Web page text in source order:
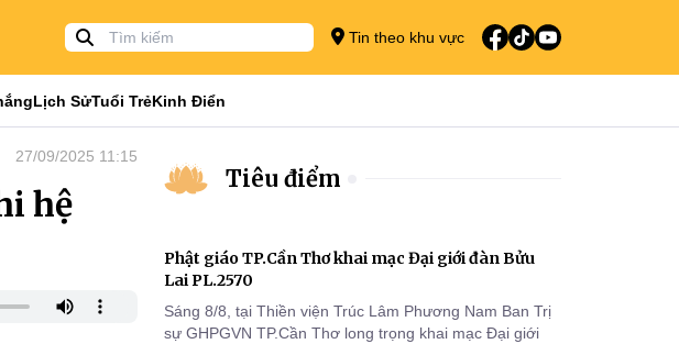
Tin theo khu vực
Lịch SửTuổi TrẻKinh Điển
27/09/2025 11:15
hệ
Tiêu điểm
Phật giáo TP.Cần Thơ khai mạc Đại giới đàn Bửu
Lai PL.2570
Sáng 8/8, tại Thiền viện Trúc Lâm Phương Nam Ban Trị
sự GHPGVN TP.Cần Thơ long trọng khai mạc Đại giới